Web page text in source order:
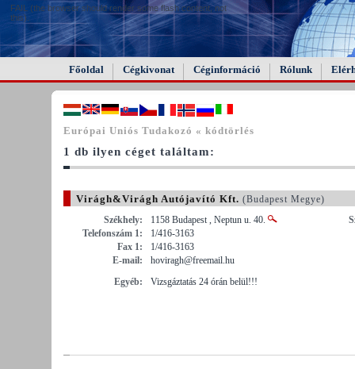
FAIL (the browser should render some flash content, not
this).
Főoldal Cégkivonat Céginformáció Rólunk
Európai Uniós Tudakozó « kódtörlés
1 db ilyen céget találtam:
Virágh&Virágh Autójavító Kft. (Budapest Megye)
Székhely:
1158 Budapest , Neptun u. 40.
Telefonszám 1:
1/416-3163
Fax 1:
1/416-3163
E-mail:
hoviragh@freemail.hu
Egyéb:
Vizsgáztatás 24 órán belül!!!